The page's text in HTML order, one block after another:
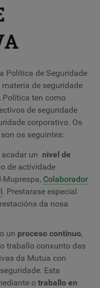
Política de Seguridade
de seguridade
Política ten como
de seguridade
corporativo. Os
os seguintes:
un nivel de
de actividade
Muprespa, Colaborador
. Prestarase especial
da nosa
un proceso continuo,
traballo conxunto das
da Mutua con
Esta
o traballo en